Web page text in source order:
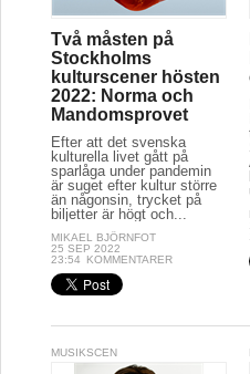
Två måsten på
Stockholms
kulturscener hösten
2022: Norma och
Mandomsprovet
Efter att det svenska
kulturella livet gått på
sparlåga under pandemin
är suget efter kultur större
än någonsin, trycket på
biljetter är högt och...
MIKAEL BJÖRNFOT
25 SEP 2022
23:54
KOMMENTARER
MUSIKSCEN